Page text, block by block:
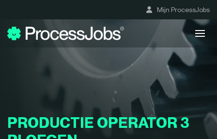
Mijn ProcessJobs
PRODUCTIE OPERATOR 3